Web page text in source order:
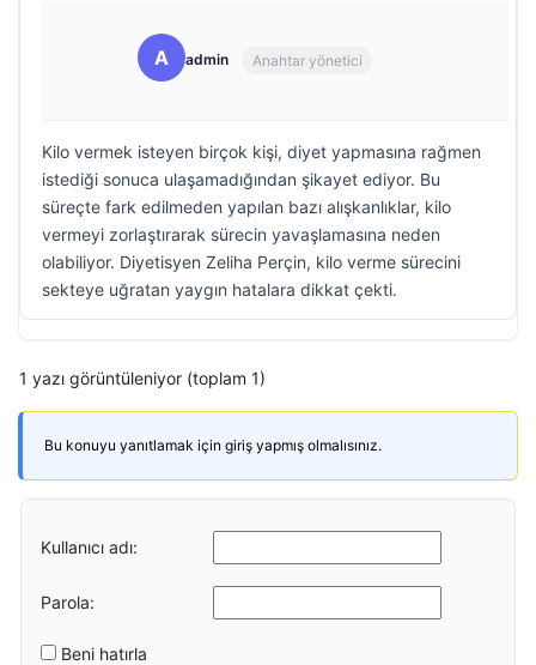
A admin Anahtar yönetici
Kilo vermek isteyen birçok kişi, diyet yapmasına rağmen
istediği sonuca ulaşamadığından şikayet ediyor. Bu
süreçte fark edilmeden yapılan bazı alışkanlıklar, kilo
vermeyi zorlaştırarak sürecin yavaşlamasına neden
olabiliyor. Diyetisyen Zeliha Perçin, kilo verme sürecini
sekteye uğratan yaygın hatalara dikkat çekti.
1 yazı görüntüleniyor (toplam 1)
Bu konuyu yanıtlamak için giriş yapmış olmalısınız.
Kullanıcı adı:
Parola:
Beni hatırla